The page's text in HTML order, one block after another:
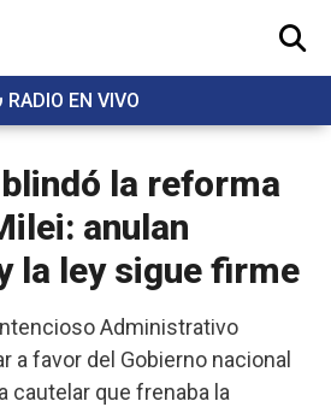
RADIO EN VIVO
BUSCAR
la reforma
anulan
la ley sigue firme
Administrativo
a favor del Gobierno nacional
cautelar que frenaba la